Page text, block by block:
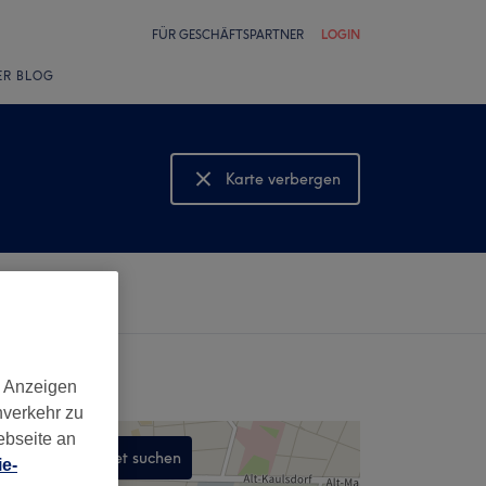
FÜR GESCHÄFTSPARTNER LOGIN
BLOG
Karte verbergen
Karte anzeigen
In diesem Gebiet suchen
zu
an